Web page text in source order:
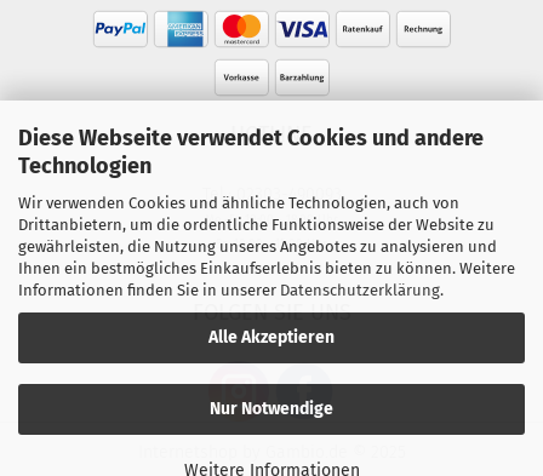
Diese Webseite verwendet Cookies und andere
Technologien
Wir verwenden Cookies und ähnliche Technologien, auch von
Drittanbietern, um die ordentliche Funktionsweise der Website zu
gewährleisten, die Nutzung unseres Angebotes zu analysieren und
Ihnen ein bestmögliches Einkaufserlebnis bieten zu können. Weitere
Informationen finden Sie in unserer Datenschutzerklärung.
Alle Akzeptieren
Nur Notwendige
Weitere Informationen
HOTLINE
Tel.: 02303-490093
Mo.-Fr. 10:00 - 18:00 Uhr
Sa. 10:00 - 15:00 Uhr
FOLGEN SIE UNS